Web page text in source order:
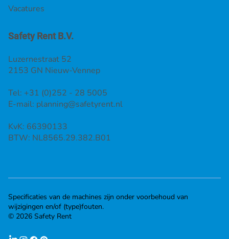
Specificaties van de machines zijn onder voorbehoud van
wijzigingen en/of (type)fouten.
© 2026 Safety Rent
Safety Rent B.V.
Luzernestraat 52
2153 GN Nieuw-Vennep
Tel: +31 (0)252 - 28 5005
E-mail: planning@safetyrent.nl
KvK: 66390133
BTW: NL8565.29.382.B01
Vacatures